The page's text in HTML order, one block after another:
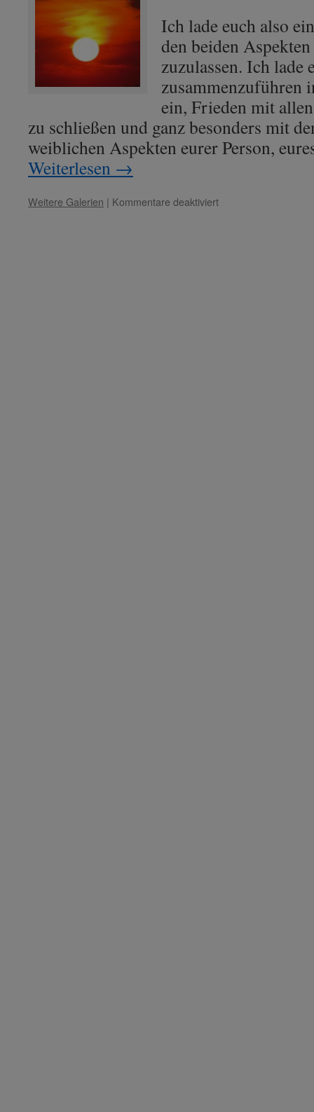
Ich lade euch also
den beiden
zuzulassen. Ich lade
zusammenzuführen
ein, Frieden mit
zu schließen und ganz besonders mit
weiblichen Aspekten eurer Person,
Weiterlesen →
Weitere Galerien | Kommentare deaktiviertfür